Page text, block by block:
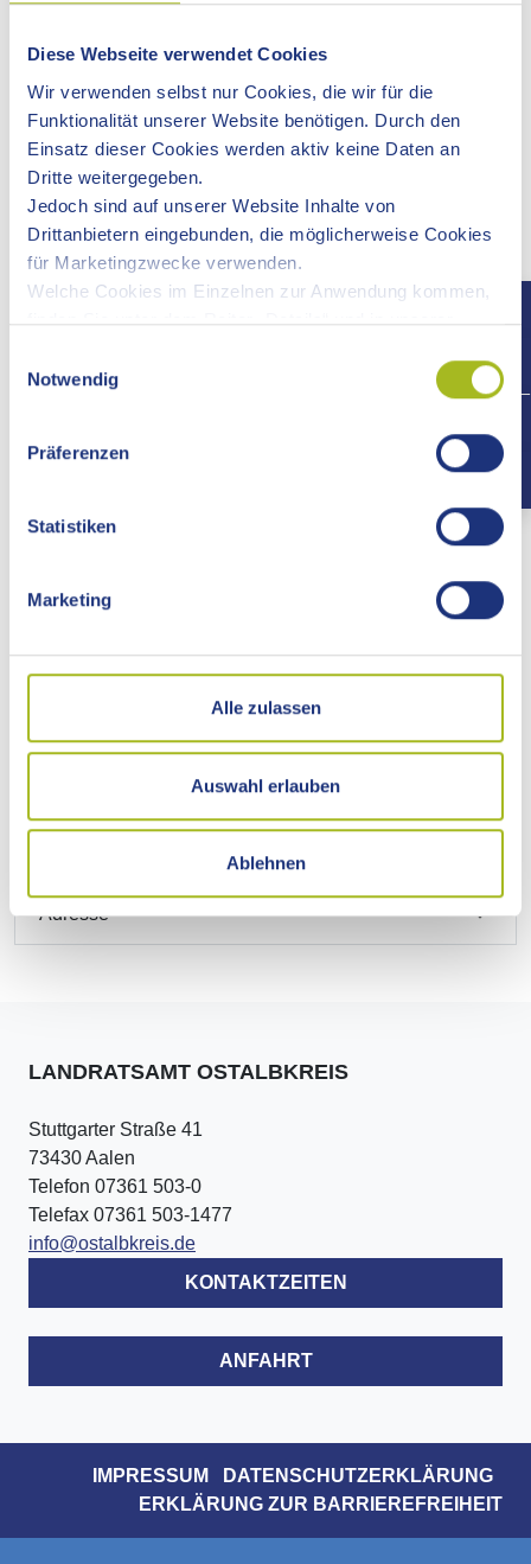
Diese Webseite verwendet Cookies
Wir verwenden selbst nur Cookies, die wir für die
Funktionalität unserer Website benötigen. Durch den
Einsatz dieser Cookies werden aktiv keine Daten an
Dritte weitergegeben.
Jedoch sind auf unserer Website Inhalte von
Drittanbietern eingebunden, die möglicherweise Cookies
für Marketingzwecke verwenden.
Welche Cookies im Einzelnen zur Anwendung kommen,
finden Sie unter dem Reiter „Details“ und in unserer
Notwendig
Präferenzen
Statistiken
Marketing
Alle zulassen
Auswahl erlauben
Ablehnen
Ähnliches übernimmt
das Jugendamt
Online-Antrag
Voraussetzungen
Verfahrensablauf
Fristen
Hinweise
Rechtsgrundlage
Freigabevermerk
Adresse
LANDRATSAMT OSTALBKREIS
Stuttgarter Straße 41
73430 Aalen
Telefon 07361 503-0
Telefax 07361 503-1477
info@ostalbkreis.de
KONTAKTZEITEN
ANFAHRT
IMPRESSUM
DATENSCHUTZERKLÄRUNG
ERKLÄRUNG ZUR BARRIEREFREIHEIT